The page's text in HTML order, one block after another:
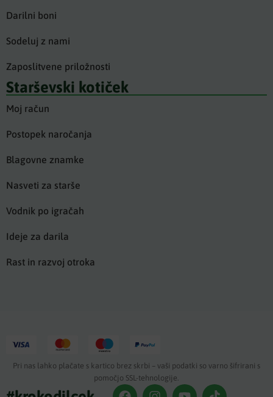
Darilni boni
Sodeluj z nami
Zaposlitvene priložnosti
Starševski kotiček
Moj račun
Postopek naročanja
Blagovne znamke
Nasveti za starše
Vodnik po igračah
Ideje za darila
Rast in razvoj otroka
Pri nas lahko plačate s kartico brez skrbi – vaši podatki so varno šifrirani s
pomočjo SSL-tehnologije.